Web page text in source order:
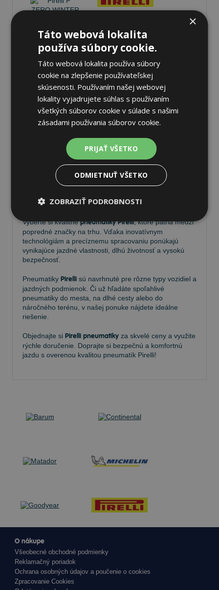
Pirelli P ZERO WINTER 2
305/35 R20 107 W Zimné
A C
Na sklade 20 ks-K odberu na predajni 12.8.2026
K odberu na17 pobočkách
576,21 € Do košíka
Pneumatiky Pirelli – kvalita a
spoľahlivosť na každej ceste
Vyberte si kvalitnépneumatiky Pirelli, ktoré patria medzi
popredné značky na trhu. Vďaka inovatívnym
technológiám a precíznemu spracovaniu ponúkajú
vynikajúce jazdné vlastnosti, dlhú životnosť a vysokú
bezpečnosť.
Pneumatiky Pirelli sú navrhnuté pre rôzne typy vozidiel a
jazdných podmienok. Či už hľadáte spoľahlivé
pneumatiky do mesta, na dlhé cesty alebo do
náročného terénu, v našej ponuke nájdete ideálne
riešenie.
Objednajte si Pirelli pneumatiky za skvelé ceny a využite
rýchle doručenie. Doprajte si bezpečnú a komfortnú
jazdu s overenou kvalitou pneumatík Pirelli!
O nákupe
Všeobecné obchodné podmienky
Reklamačný poriadok
Ochrana osobných údajov a poučenie o cookies
Zpracovanie Cookies
×
Táto webová lokalita
používa súbory cookie.
Táto webová lokalita používa súbory
cookie na zlepšenie používateľskej
skúsenosti. Používaním našej webovej
lokality vyjadrujete súhlas s používaním
všetkých súborov cookie v súlade s našimi
zásadami používania súborov cookie.
PRIJAŤ VŠETKO
ODMIETNUŤ VŠETKO
ZOBRAZIŤ PODROBNOSTI